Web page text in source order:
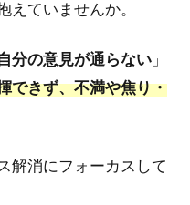
えていませんか。
分の意見が通らない 」
できず、不満や焦り・
解消にフォーカスして